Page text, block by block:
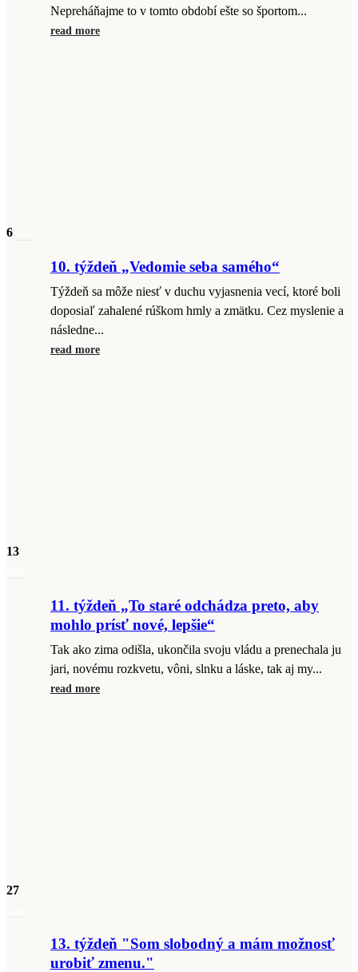
Nepreháňajme to v tomto období ešte so športom...
read more
6
10. týždeň „Vedomie seba samého“
Týždeň sa môže niesť v duchu vyjasnenia vecí, ktoré boli
doposiaľ zahalené rúškom hmly a zmätku. Cez myslenie a
následne...
read more
13
11. týždeň „To staré odchádza preto, aby
mohlo prísť nové, lepšie“
Tak ako zima odišla, ukončila svoju vládu a prenechala ju
jari, novému rozkvetu, vôni, slnku a láske, tak aj my...
read more
27
13. týždeň "Som slobodný a mám možnosť
urobiť zmenu."